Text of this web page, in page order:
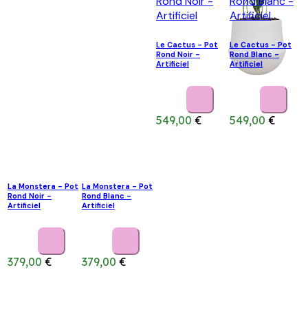
La Monstera - Pot
Rond Noir -
Artificiel
379,00 €
La Monstera - Pot
Rond Blanc -
Artificiel
379,00 €
Le Cactus - Pot
Rond Noir -
Artificiel
549,00 €
Le Cactus - Pot
Rond Blanc -
Artificiel
549,00 €